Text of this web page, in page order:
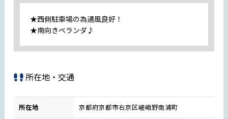
★西側駐車場の為通風良好！
★南向きベランダ♪
所在地・交通
所在地 京都府京都市右京区嵯峨野南浦町